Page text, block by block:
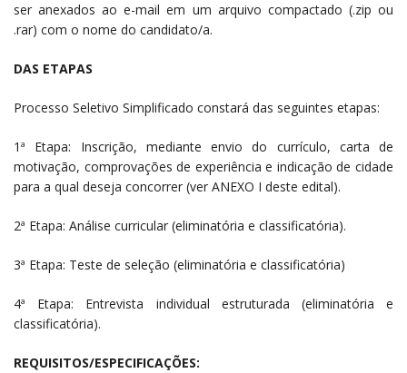
ser anexados ao e-mail em um arquivo compactado (.zip ou
.rar) com o nome do candidato/a.
DAS ETAPAS
Processo Seletivo Simplificado constará das seguintes etapas:
1ª Etapa: Inscrição, mediante envio do currículo, carta de
motivação, comprovações de experiência e indicação de cidade
para a qual deseja concorrer (ver ANEXO I deste edital).
2ª Etapa: Análise curricular (eliminatória e classificatória).
3ª Etapa: Teste de seleção (eliminatória e classificatória)
4ª Etapa: Entrevista individual estruturada (eliminatória e
classificatória).
REQUISITOS/ESPECIFICAÇÕES: